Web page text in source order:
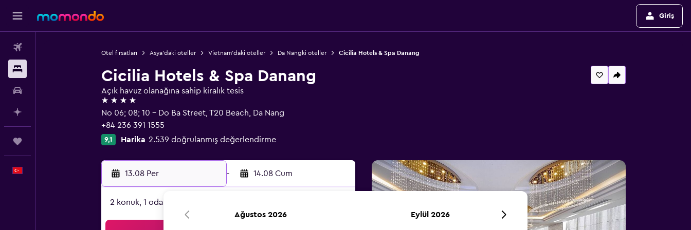
Giriş
Otel fırsatları Asya'daki oteller Vietnam'daki oteller Da Nangki oteller Cicilia Hotels & Spa Danang
Cicilia Hotels & Spa Danang
Açık havuz olanağına sahip kiralık tesis
4 yıldız
No 06; 08; 10 - Do Ba Street, T20 Beach, Da Nang
+84 236 391 1555
9,1 Harika 2.539 doğrulanmış değerlendirme
13.08 Per - 14.08 Cum
2 konuk, 1 oda
Ağustos 2026 Eylül 2026